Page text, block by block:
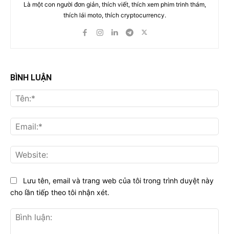
Là một con người đơn giản, thích viết, thích xem phim trinh thám,
thích lái moto, thích cryptocurrency.
BÌNH LUẬN
Lưu tên, email và trang web của tôi trong trình duyệt này
cho lần tiếp theo tôi nhận xét.